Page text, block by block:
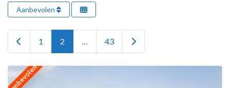
Aanbevolen
Newer posts
1 2 … 43 Older posts
aanbevolen